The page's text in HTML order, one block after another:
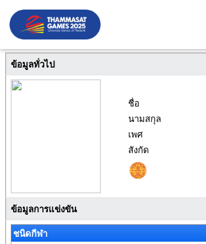
ข้อมูลทั่วไป
ชื่อ
นามสกุล
เพศ
สังกัด
ข้อมูลการแข่งขัน
ชนิดกีฬา